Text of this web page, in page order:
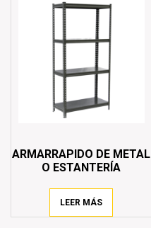
ARMARRAPIDO DE METAL
O ESTANTERÍA
LEER MÁS